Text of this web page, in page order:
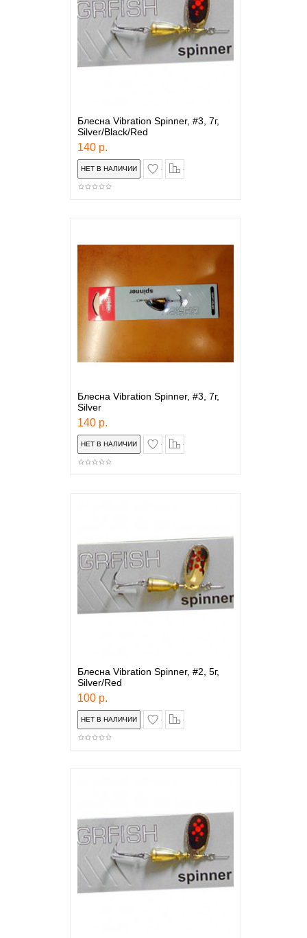
Блесна Vibration Spinner, #3, 7г,
Silver/Black/Red
140 р.
в закладки
Блесна Vibration Spinner, #3, 7г,
Silver
140 р.
в закладки
Блесна Vibration Spinner, #2, 5г,
Silver/Red
100 р.
в закладки